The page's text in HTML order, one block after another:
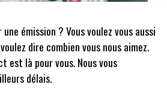
émission ? Vous voulez vous aussi
dire combien vous nous aimez.
est là pour vous. Nous vous
délais.